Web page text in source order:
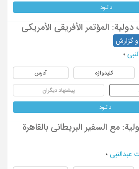
دانلود
المؤتمر الأفریقی الأمریکی
و گزارش
؛
کلیدواژه آدرس
پیشنهاد دیگران
دانلود
مع السفیر البریطانی بالقاهرة
عبدالنبی ؛